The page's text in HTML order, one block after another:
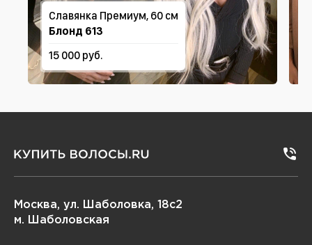
Славянка Премиум, 60 см
Блонд 613
15 000 руб.
Москва, ул. Шаболовка, 18с2
м. Шаболовская